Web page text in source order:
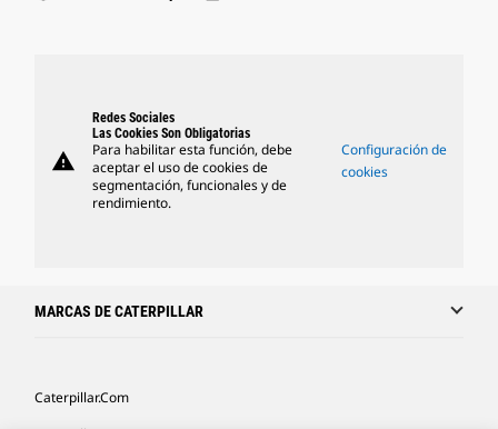
warning
Redes Sociales
Las Cookies Son Obligatorias
Para habilitar esta función, debe
aceptar el uso de cookies de
segmentación, funcionales y de
rendimiento.
Configuración de
cookies
MARCAS DE CATERPILLAR
Caterpillar.com